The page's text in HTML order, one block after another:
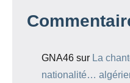
GNA46 sur La
nationalité…